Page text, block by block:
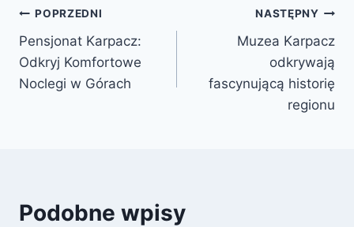
Nawigacja
wpisu
POPRZEDNI
Pensjonat Karpacz:
Odkryj Komfortowe
Noclegi w Górach
NASTĘPNY
Muzea Karpacz
odkrywają
fascynującą historię
regionu
Podobne wpisy